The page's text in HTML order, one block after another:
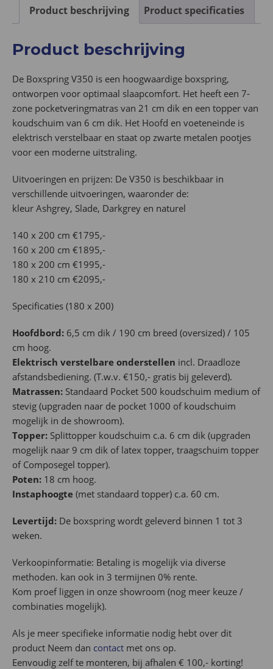
Product beschrijving Product specificaties
Product beschrijving
De Boxspring V350 is een hoogwaardige boxspring,
ontworpen voor optimaal slaapcomfort. Het heeft een 7-
zone pocketveringmatras van 21 cm dik en een topper van
koudschuim van 6 cm dik. Het Hoofd en voeteneinde is
elektrisch verstelbaar en staat op zwarte metalen pootjes
voor een moderne uitstraling.
Uitvoeringen en prijzen: De V350 is beschikbaar in
verschillende uitvoeringen, waaronder de:
kleur Ashgrey, Slade, Darkgrey en naturel
140 x 200 cm €1795,-
160 x 200 cm €1895,-
180 x 200 cm €1995,-
180 x 210 cm €2095,-
Specificaties (180 x 200)
Hoofdbord: 6,5 cm dik / 190 cm breed (oversized) / 105
cm hoog.
Elektrisch verstelbare onderstellen incl. Draadloze
afstandsbediening. (T.w.v. €150,- gratis bij geleverd).
Matrassen: Standaard Pocket 500 koudschuim medium of
stevig (upgraden naar de pocket 1000 of koudschuim
mogelijk in de showroom).
Topper: Splittopper koudschuim c.a. 6 cm dik (upgraden
mogelijk naar 9 cm dik of latex topper, traagschuim topper
of Composegel topper).
Poten: 18 cm hoog.
Instaphoogte (met standaard topper) c.a. 60 cm.
Levertijd: De boxspring wordt geleverd binnen 1 tot 3
weken.
Verkoopinformatie: Betaling is mogelijk via diverse
methoden. kan ook in 3 termijnen 0% rente.
Kom proef liggen in onze showroom (nog meer keuze /
combinaties mogelijk).
Als je meer specifieke informatie nodig hebt over dit
product Neem dan contact met ons op.
Eenvoudig zelf te monteren, bij afhalen € 100,- korting!